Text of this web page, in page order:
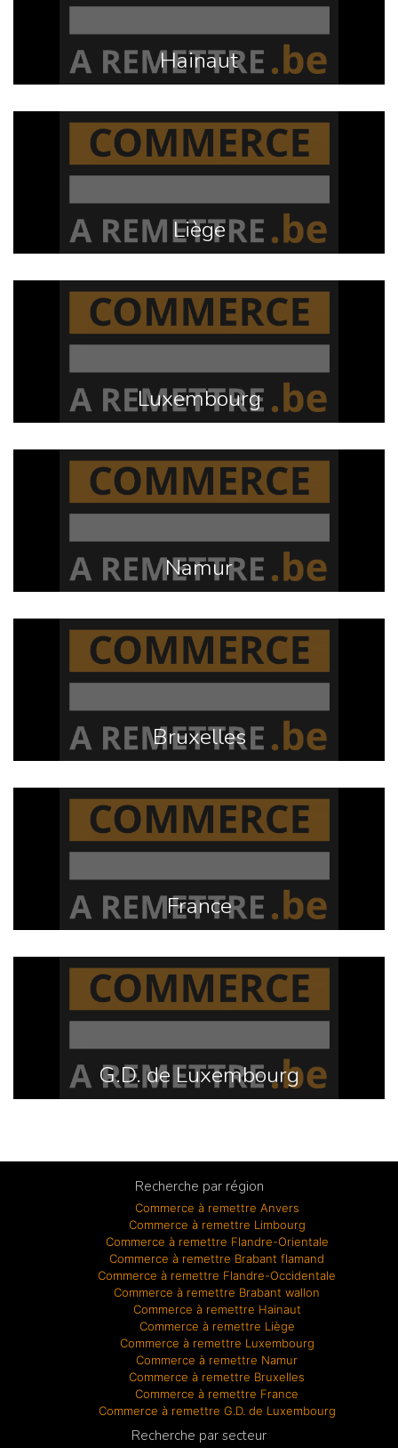
Hainaut
Liège
Luxembourg
Namur
Bruxelles
France
G.D. de Luxembourg
Recherche par région
Commerce à remettre Anvers
Commerce à remettre Limbourg
Commerce à remettre Flandre-Orientale
Commerce à remettre Brabant flamand
Commerce à remettre Flandre-Occidentale
Commerce à remettre Brabant wallon
Commerce à remettre Hainaut
Commerce à remettre Liège
Commerce à remettre Luxembourg
Commerce à remettre Namur
Commerce à remettre Bruxelles
Commerce à remettre France
Commerce à remettre G.D. de Luxembourg
Recherche par secteur